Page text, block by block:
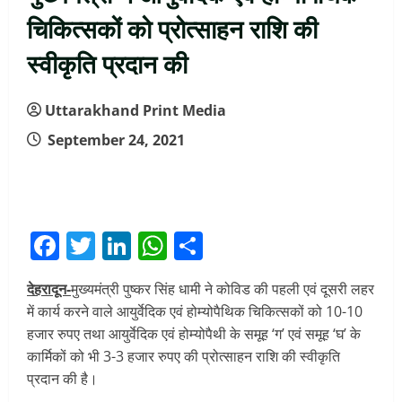
चिकित्सकों को प्रोत्साहन राशि की
स्वीकृति प्रदान की
Uttarakhand Print Media
September 24, 2021
Facebook
Twitter
LinkedIn
WhatsApp
देहरादून-मुख्यमंत्री पुष्कर सिंह धामी ने कोविड की पहली एवं दूसरी लहर
में कार्य करने वाले आयुर्वेदिक एवं होम्योपैथिक चिकित्सकों को 10-10
हजार रुपए तथा आयुर्वेदिक एवं होम्योपैथी के समूह ‘ग’ एवं समूह ‘घ’ के
कार्मिकों को भी 3-3 हजार रुपए की प्रोत्साहन राशि की स्वीकृति
प्रदान की है।